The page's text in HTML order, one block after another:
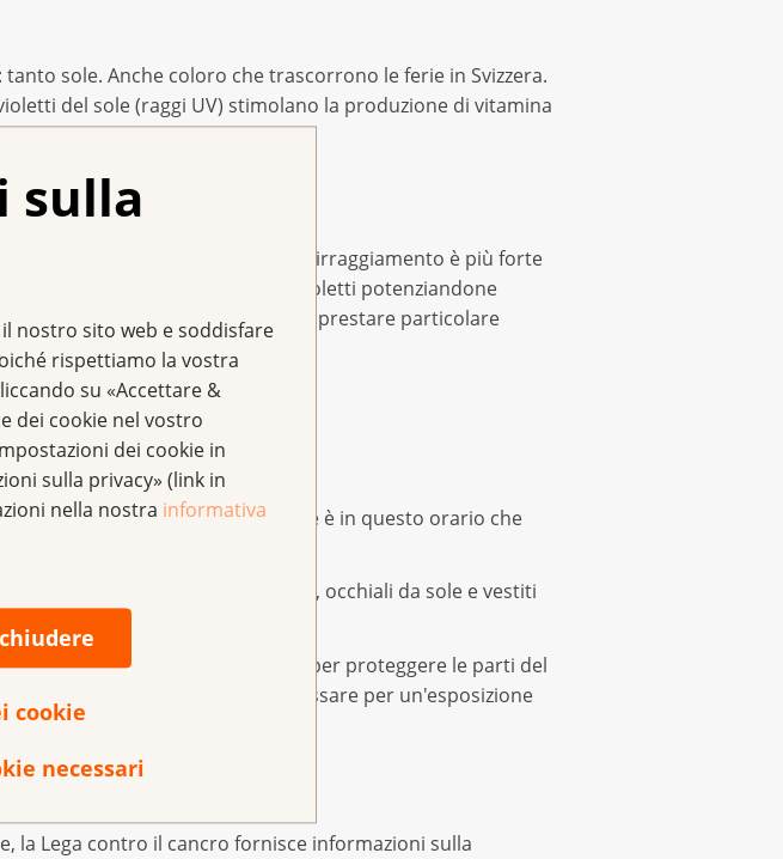
sulla
nostro sito web e soddisfare
rispettiamo la vostra
su «Accettare &
dei cookie nel vostro
dei cookie in
sulla privacy» (link in
nella nostra informativa
cookie
necessari
sole. Anche coloro che trascorrono le ferie in Svizzera.
del sole (raggi UV) stimolano la produzione di vitamina
possono danneggiare la pelle.
regioni. Durante i mesi estivi l'irraggiamento è più forte
L'acqua riflette i raggi ultravioletti potenziandone
e di montagna dovrebbero prestare particolare
dai raggi UV:
tra le ore 11 e le 15, poiché è in questo orario che
al sole, indossate un cappello, occhiali da sole e vestiti
come misura complementare per proteggere le parti del
alto non è un lasciapassare per un'esposizione
la Lega contro il cancro fornisce informazioni sulla